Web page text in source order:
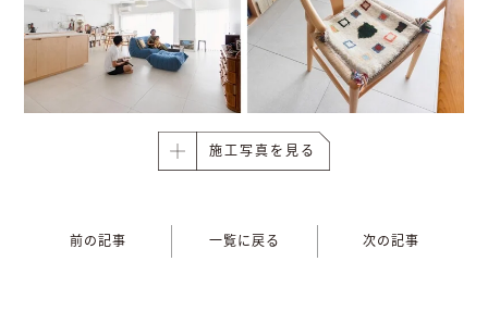
施工写真を見る
前の記事 一覧に戻る 次の記事